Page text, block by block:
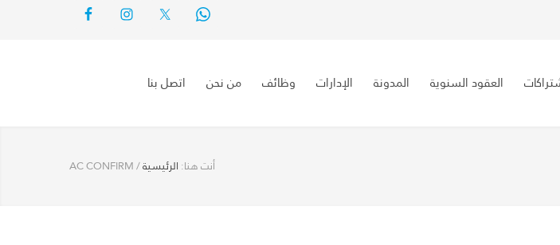
العقود السنوية المدونة الإدارات وظائف من نحن اتصل بنا
أنت هنا: الرئيسية/
AC CONFIRM